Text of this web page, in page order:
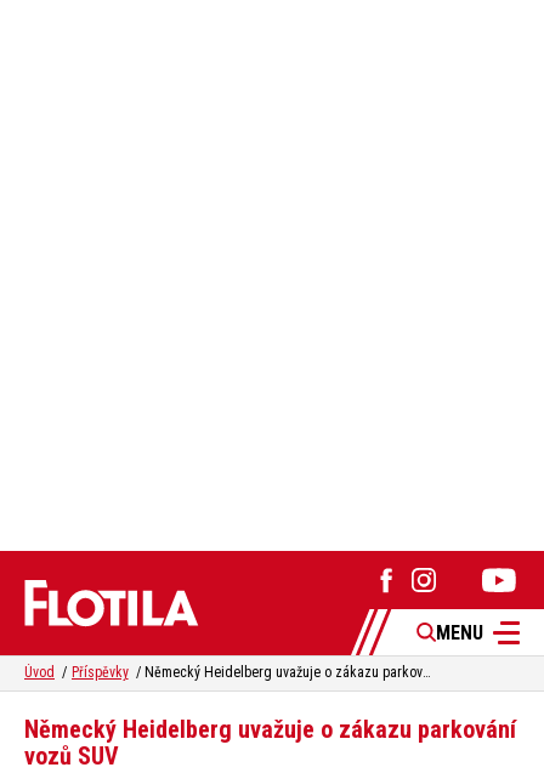
MENU
Úvod Příspěvky Německý Heidelberg uvažuje o zákazu parkování vozů SUV
Německý Heidelberg uvažuje o zákazu parkování
vozů SUV